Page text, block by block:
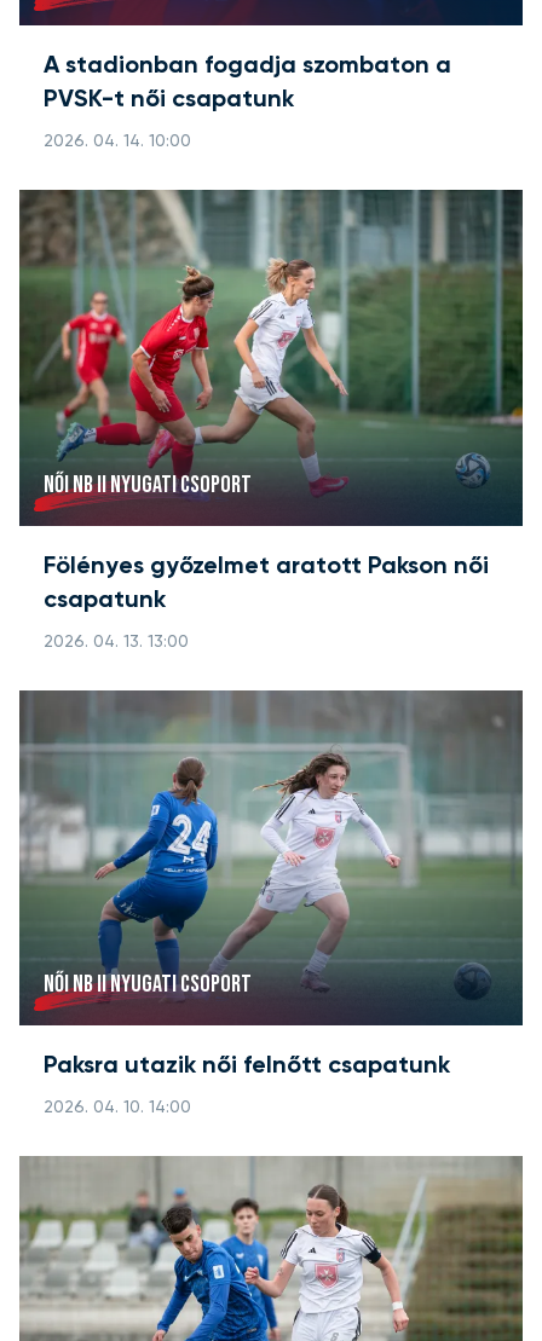
A stadionban fogadja szombaton a
PVSK-t női csapatunk
2026. 04. 14. 10:00
NŐI NB II NYUGATI CSOPORT
Fölényes győzelmet aratott Pakson női
csapatunk
2026. 04. 13. 13:00
NŐI NB II NYUGATI CSOPORT
Paksra utazik női felnőtt csapatunk
2026. 04. 10. 14:00